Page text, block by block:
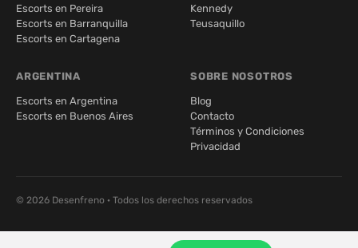
Escorts en Pereira
Escorts en Barranquilla
Escorts en Cartagena
Kennedy
Teusaquillo
ARGENTINA
Escorts en Argentina
Escorts en Buenos Aires
SOBRE NOSOTROS
Blog
Contacto
Términos y Condiciones
Privacidad
© 2026 Desenfreno · Todos los derechos reservados